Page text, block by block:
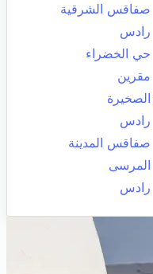
صفاقس الشرقية
رادس
حي الخضراء
مقرين
الصخيرة
رادس
صفاقس المدينة
المرسى
رادس